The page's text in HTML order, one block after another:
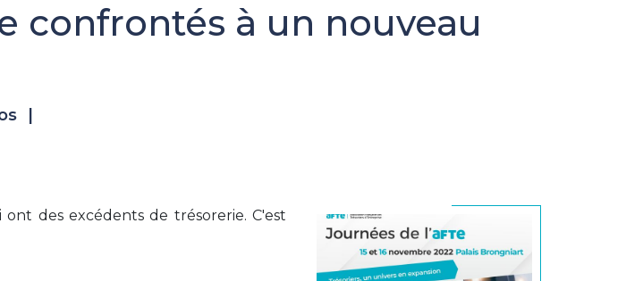
confrontés à un nouveau
des excédents de trésorerie. C'est